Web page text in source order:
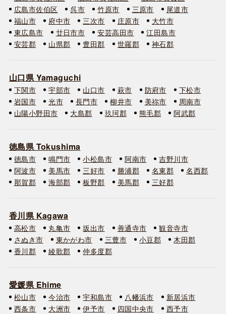
広島市佐伯区
呉市 竹原市 三原市
尾道市
福山市
府中市 三次市 庄原市
大竹市
東広島市
廿日市市 安芸高田市
江田島市
安芸郡
山県郡 豊田郡 世羅郡 神石郡
山口県 Yamaguchi
下関市 宇部市 山口市 萩市 防府市
下松市
岩国市
光市 長門市 柳井市 美祢市
周南市
山陽小野田市
大島郡 玖珂郡 熊毛郡 阿武郡
徳島県 Tokushima
徳島市 鳴門市 小松島市 阿南市
吉野川市
阿波市
美馬市 三好市 勝浦郡 名東郡
名西郡
那賀郡
海部郡 板野郡 美馬郡 三好郡
香川県 Kagawa
高松市 丸亀市 坂出市 善通寺市
観音寺市
さぬき市
東かがわ市 三豊市 小豆郡
木田郡
香川郡
綾歌郡 仲多度郡
愛媛県 Ehime
松山市 今治市 宇和島市 八幡浜市
新居浜市
西条市
大洲市 伊予市 四国中央市
西予市